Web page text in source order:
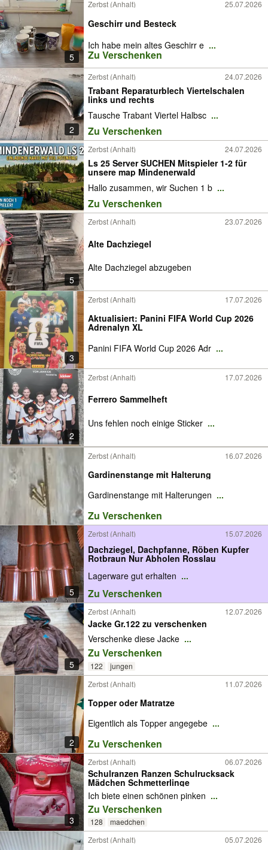
5
Zerbst (Anhalt) 25.07.2026
Geschirr und Besteck
Ich habe mein altes Geschirr e ...
Zu Verschenken
2
Zerbst (Anhalt) 24.07.2026
Trabant Reparaturblech Viertelschalen
links und rechts
Tausche Trabant Viertel Halbsc ...
Zu Verschenken
Zerbst (Anhalt) 24.07.2026
Ls 25 Server SUCHEN Mitspieler 1-2 für
unsere map Mindenerwald
Hallo zusammen, wir Suchen 1 b ...
Zu Verschenken
5
Zerbst (Anhalt) 23.07.2026
Alte Dachziegel
Alte Dachziegel abzugeben
3
Zerbst (Anhalt) 17.07.2026
Aktualisiert: Panini FIFA World Cup 2026
Adrenalyn XL
Panini FIFA World Cup 2026 Adr ...
2
Zerbst (Anhalt) 17.07.2026
Ferrero Sammelheft
Uns fehlen noch einige Sticker ...
Zerbst (Anhalt) 16.07.2026
Gardinenstange mit Halterung
Gardinenstange mit Halterungen ...
Zu Verschenken
5
Zerbst (Anhalt) 15.07.2026
Dachziegel, Dachpfanne, Röben Kupfer
Rotbraun Nur Abholen Rosslau
Lagerware gut erhalten ...
Zu Verschenken
5
Zerbst (Anhalt) 12.07.2026
Jacke Gr.122 zu verschenken
Verschenke diese Jacke ...
Zu Verschenken
122 jungen
2
Zerbst (Anhalt) 11.07.2026
Topper oder Matratze
Eigentlich als Topper angegebe ...
Zu Verschenken
3
Zerbst (Anhalt) 06.07.2026
Schulranzen Ranzen Schulrucksack
Mädchen Schmetterlinge
Ich biete einen schönen pinken ...
Zu Verschenken
128
maedchen
Zerbst (Anhalt)
05.07.2026